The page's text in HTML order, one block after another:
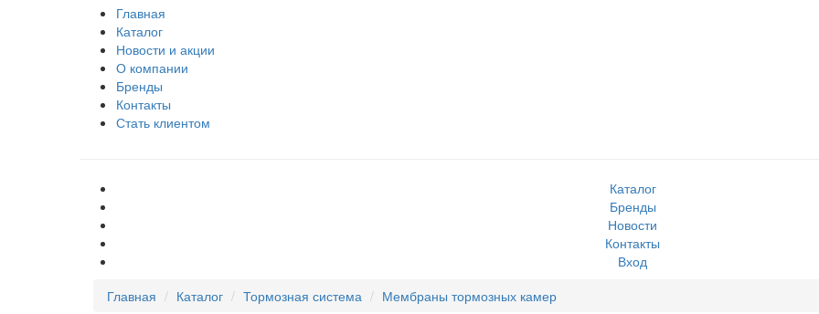
Главная
Каталог
Новости и акции
О компании
Бренды
Контакты
Стать клиентом
Каталог
Бренды
Новости
Контакты
Вход
Главная
Каталог Тормозная система Мембраны тормозных камер